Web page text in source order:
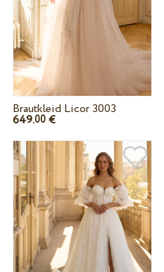
Brautkleid Licor 3003
649.00€